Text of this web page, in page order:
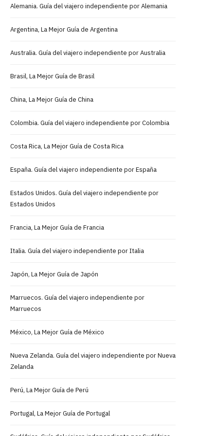
Alemania. Guía del viajero independiente por Alemania
Argentina, La Mejor Guía de Argentina
Australia. Guía del viajero independiente por Australia
Brasil, La Mejor Guía de Brasil
China, La Mejor Guía de China
Colombia. Guía del viajero independiente por Colombia
Costa Rica, La Mejor Guía de Costa Rica
España. Guía del viajero independiente por España
Estados Unidos. Guía del viajero independiente por
Estados Unidos
Francia, La Mejor Guía de Francia
Italia. Guía del viajero independiente por Italia
Japón, La Mejor Guía de Japón
Marruecos. Guía del viajero independiente por
Marruecos
México, La Mejor Guía de México
Nueva Zelanda. Guía del viajero independiente por Nueva
Zelanda
Perú, La Mejor Guía de Perú
Portugal, La Mejor Guía de Portugal